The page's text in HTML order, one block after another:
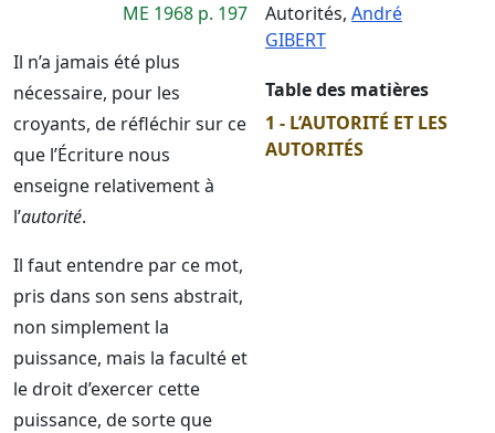
ME 1968 p. 197
Il n’a jamais été plus
nécessaire, pour les
croyants, de réfléchir sur ce
que l’Écriture nous
enseigne relativement à
l’autorité.
Il faut entendre par ce mot,
pris dans son sens abstrait,
non simplement la
puissance, mais la faculté et
le droit d’exercer cette
puissance, de sorte que
Autorités, André
GIBERT
Table des matières
1 - L’AUTORITÉ ET LES
AUTORITÉS